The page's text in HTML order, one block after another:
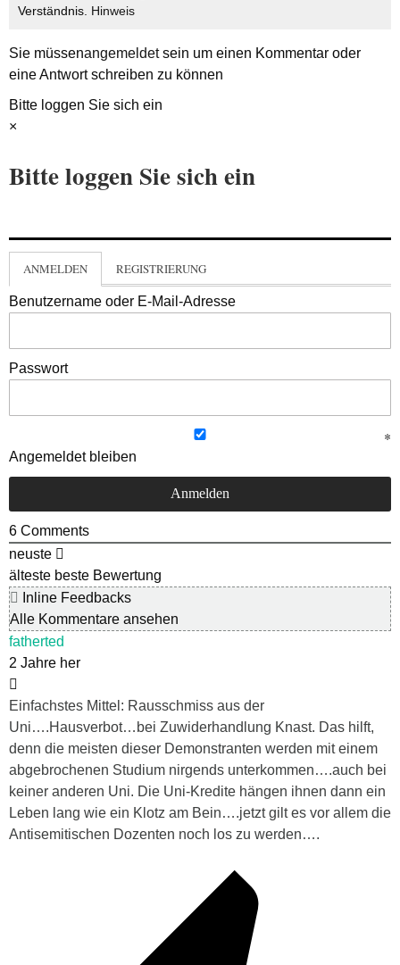
Verständnis. Hinweis
Sie müssenangemeldetsein um einen Kommentar oder
eine Antwort schreiben zu können
Bitte loggen Sie sich ein
×
Bitte loggen Sie sich ein
ANMELDEN REGISTRIERUNG
Benutzername oder E-Mail-Adresse
Passwort
Angemeldet bleiben
6 Comments
neuste
älteste beste Bewertung
Inline Feedbacks
Alle Kommentare ansehen
fatherted
2 Jahre her
Einfachstes Mittel: Rausschmiss aus der
Uni….Hausverbot…bei Zuwiderhandlung Knast. Das hilft,
denn die meisten dieser Demonstranten werden mit einem
abgebrochenen Studium nirgends unterkommen….auch bei
keiner anderen Uni. Die Uni-Kredite hängen ihnen dann ein
Leben lang wie ein Klotz am Bein….jetzt gilt es vor allem die
Antisemitischen Dozenten noch los zu werden….